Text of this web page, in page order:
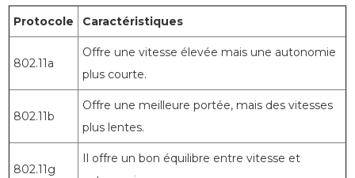
Protocole Caractéristiques
802.11a
Offre une vitesse élevée mais une autonomie
plus courte.
802.11b
Offre une meilleure portée, mais des vitesses
plus lentes.
802.11g
Il offre un bon équilibre entre vitesse et